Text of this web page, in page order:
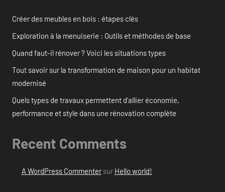
Créer des meubles en bois : étapes clés
Exploration à la menuiserie : Outils et méthodes de base
Quand faut-il rénover ? Voici les situations types
Tout savoir sur la transformation de maison pour un habitat
modernisé
Quels types de travaux permettent d’allier économie,
performance et style dans une rénovation complète
Recent Comments
A WordPress Commentersur Hello world!